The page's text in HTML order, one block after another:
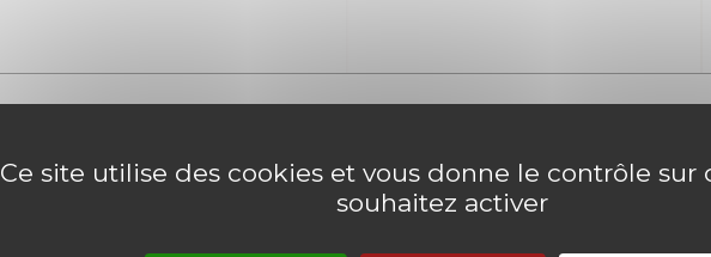
Ce site utilise des cookies et vous donne le contrôle sur
souhaitez activer